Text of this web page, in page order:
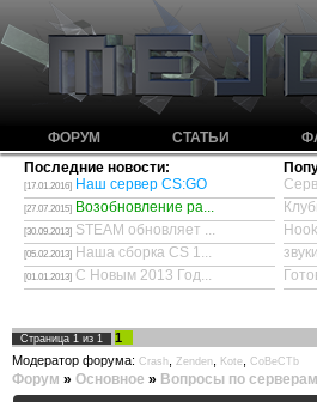
ФОРУМ СТАТЬИ
Последние новости:
[17.01.2016] Наш сервер CS:GO
[27.07.2015] Возобновление ра...
[30.09.2013] STEAM обновляет ...
[05.02.2013] Наша сборка CS 1...
[01.01.2013] С Новым 2013 Год...
Hook
Страница 1 из 1
1
Модератор форума: Crash Zenden Kote CoBeCTb
Форум » Основное » Вопросы по